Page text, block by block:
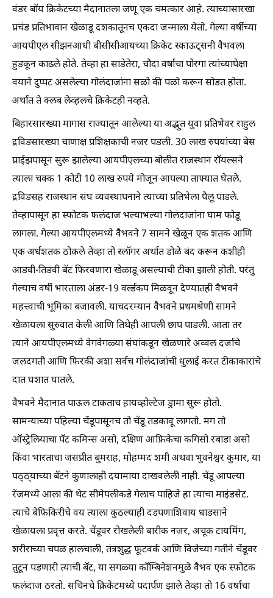
वंडर बॉय क्रिकेटच्या मैदानातला जणू एक चमत्कार आहे. त्याच्यासारखा
प्रचंड प्रतिभावान खेळाडू दशकातूनच एकदा जन्माला येतो. गेल्या वर्षीच्या
आयपीएल सीझनआधी बीसीसीआयच्या क्रिकेट स्काऊट्सनी वैभवला
हुडकून काढले होते. तेव्हा हा साडेतेरा, चौदा वर्षांचा पोरगा त्यांच्यापेक्षा
वयाने दुप्पट असलेल्या गोलंदाजांना सळो की पळो करून सोडत होता.
अर्थात ते क्लब लेव्हलचे क्रिकेटही नव्हते.
बिहारसारख्या मागास राज्यातून आलेल्या या अद्भुत युवा प्रतिभेवर राहुल
द्रविडसारख्या चाणाक्ष प्रशिक्षकाची नजर पडली. 30 लाख रुपयांच्या बेस
प्राईझपासून सुरू झालेल्या आयपीएलच्या बोलीत राजस्थान रॉयल्सने
त्याला चक्क 1 कोटी 10 लाख रुपये मोजून आपल्या ताफ्यात घेतले.
द्रविडसह राजस्थान संघ व्यवस्थापनाने त्याच्या प्रतिभेला पैलू पाडले.
तेव्हापासून हा स्फोटक फलंदाज भल्याभल्या गोलंदाजांना घाम फोडू
लागला. गेल्या आयपीएलमध्ये वैभवने 7 सामने खेळून एक शतक आणि
एक अर्धशतक ठोकले तेव्हा तो स्लॉगर अर्थात डोळे बंद करून कशीही
आडवी-तिडवी बॅट फिरवणारा खेळाडू असल्याची टीका झाली होती. परंतु
गेल्याच वर्षी भारताला अंडर-19 वर्ल्डकप मिळवून देण्यातही वैभवने
महत्त्वाची भूमिका बजावली. याचदरम्यान वैभवने प्रथमश्रेणी सामने
खेळायला सुरुवात केली आणि तिथेही आपली छाप पाडली. आता तर
त्याने आयपीएलमध्ये वेगवेगळ्या संघांकडून खेळणारे अव्वल दर्जाचे
जलदगती आणि फिरकी अशा सर्वच गोलंदाजांची धुलाई करत टीकाकारांचे
दात घशात घातले.
वैभवने मैदानात पाऊल टाकताच हायव्होल्टेज ड्रामा सुरू होतो.
सामन्याच्या पहिल्या चेंडूपासूनच तो चेंडू तडकावू लागतो. मग तो
ऑस्ट्रेलियाचा पॅट कमिन्स असो, दक्षिण आफ्रिकेचा कगिसो रबाडा असो
किंवा भारताचा जसप्रीत बुमराह, मोहम्मद शमी अथवा भुवनेश्वर कुमार, या
पठ्ठ्याच्या बॅटने कुणालाही दयामाया दाखवलेली नाही. चेंडू आपल्या
रेंजमध्ये आला की थेट सीमेपलीकडे गेलाच पाहिजे हा त्याचा माइंडसेट.
त्याचे बेफिकिरीचे वय त्याला कुठल्याही दडपणाशिवाय धाडसाने
खेळायला प्रवृत्त करते. चेंडूवर रोखलेली बारीक नजर, अचूक टायमिंग,
शरीराच्या चपळ हालचाली, तंत्रशुद्ध फूटवर्क आणि विजेच्या गतीने चेंडूवर
तुटून पडणारी त्याची बॅट, या सगळ्या कॉम्बिनेशनमुळे वैभव एक स्फोटक
फलंदाज ठरतो. सचिनचे क्रिकेटमध्ये पदार्पण झाले तेव्हा तो 16 वर्षांचा